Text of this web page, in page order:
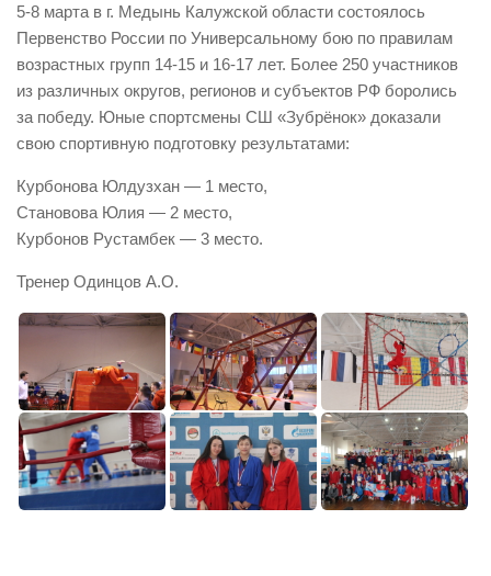
5-8 марта в г. Медынь Калужской области состоялось
Первенство России по Универсальному бою по правилам
возрастных групп 14-15 и 16-17 лет. Более 250 участников
из различных округов, регионов и субъектов РФ боролись
за победу. Юные спортсмены СШ «Зубрёнок» доказали
свою спортивную подготовку результатами:
Курбонова Юлдузхан — 1 место,
Становова Юлия — 2 место,
Курбонов Рустамбек — 3 место.
Тренер Одинцов А.О.